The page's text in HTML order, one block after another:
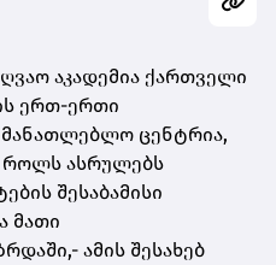
აკადემია ქართველი
ერთ-ერთი
ცენტრია,
ასრულებს
შესაბამისი
მათი
ამის შესახებ